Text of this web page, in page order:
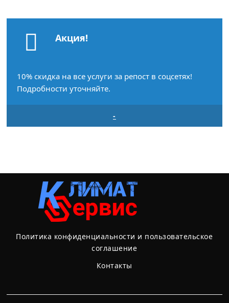
Акция!
10% скидка на все услуги за репост в соцсетях!
Подробности уточняйте.
-
Политика конфиденциальности и пользовательское
соглашение
Контакты